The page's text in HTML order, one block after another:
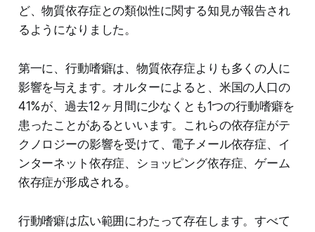
ど、物質依存症との類似性に関する知見が報告され
るようになりました。
第一に、行動嗜癖は、物質依存症よりも多くの人に
影響を与えます。オルターによると、米国の人口の
41%が、過去12ヶ月間に少なくとも1つの行動嗜癖を
患ったことがあるといいます。これらの依存症がテ
クノロジーの影響を受けて、電子メール依存症、イ
ンターネット依存症、ショッピング依存症、ゲーム
依存症が形成される。
行動嗜癖は広い範囲にわたって存在します。すべて